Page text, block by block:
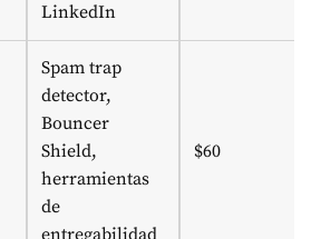
LinkedIn
Spam trap
detector,
Bouncer
Shield,
herramientas
de
$60